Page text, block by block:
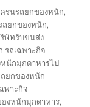
ครนรถยกของหนัก,
ถยกของหนัก,
ษัทรับขนส่ง
รถเฉพาะกิจ
นักมุกดาหารไป
ยกของหนัก
พาะกิจ
องหนักมุกดาหาร,